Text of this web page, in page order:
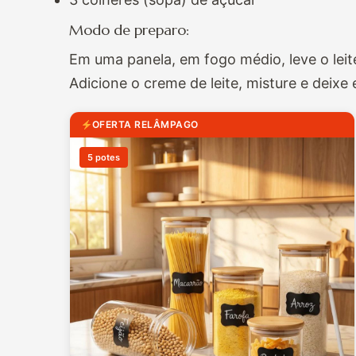
Modo de preparo:
Em uma panela, em fogo médio, leve o
Adicione o creme de leite, misture e deixe
OFERTA RELÂMPAGO
5 potes